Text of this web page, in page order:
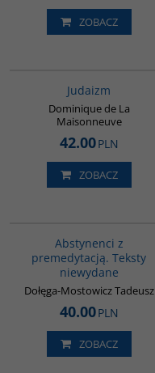
ZOBACZ
Judaizm
Dominique de La
Maisonneuve
42.00PLN
ZOBACZ
Abstynenci z
premedytacją. Teksty
niewydane
Dołęga-Mostowicz Tadeusz
40.00PLN
ZOBACZ